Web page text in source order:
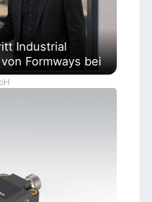
Industrial
Formways bei